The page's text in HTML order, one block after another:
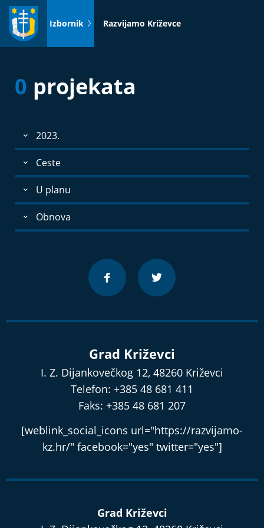
Idi
sadržaj
Izbornik Razvijamo Križevce
0 projekata
2023.
Ceste
U planu
Obnova
Grad Križevci
I. Z. Dijankovečkog 12, 48260 Križevci
Telefon: +385 48 681 411
Faks: +385 48 681 207
[weblink_social_icons url="https://razvijamo-
kz.hr/" facebook="yes" twitter="yes"]
Grad Križevci